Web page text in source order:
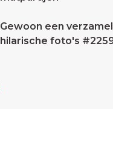
Gewoon een
hilarische foto's